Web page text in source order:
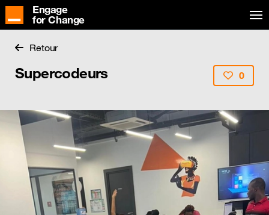
Engage
for Change
Retour
Supercodeurs 0